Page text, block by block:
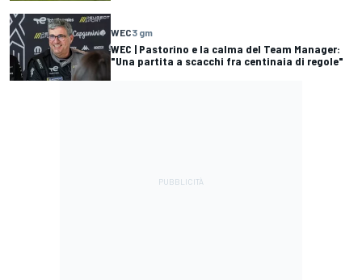
WEC3 gm
WEC | Pastorino e la calma del Team Manager:
"Una partita a scacchi fra centinaia di regole"